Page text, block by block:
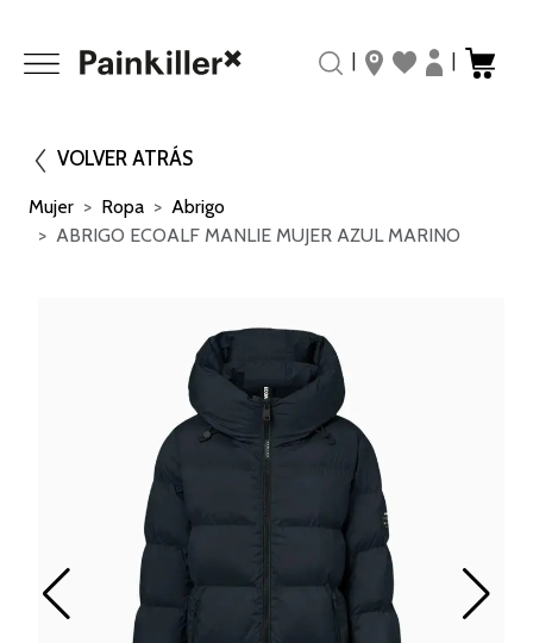
VOLVER ATRÁS
Mujer Ropa
Abrigo
ABRIGO ECOALF MANLIE MUJER AZUL MARINO